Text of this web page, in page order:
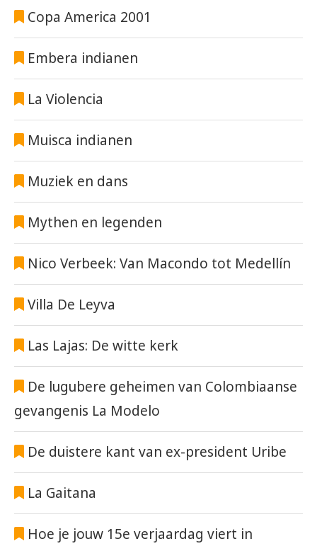
Copa America 2001
Embera indianen
La Violencia
Muisca indianen
Muziek en dans
Mythen en legenden
Nico Verbeek: Van Macondo tot Medellín
Villa De Leyva
Las Lajas: De witte kerk
De lugubere geheimen van Colombiaanse
gevangenis La Modelo
De duistere kant van ex-president Uribe
La Gaitana
Hoe je jouw 15e verjaardag viert in